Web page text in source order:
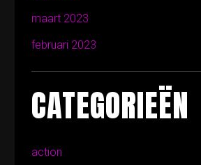
maart 2023
februari 2023
CATEGORIEËN
action